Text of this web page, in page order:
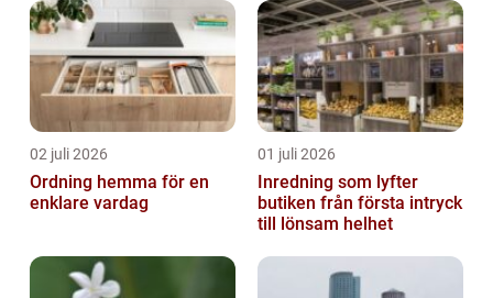
02 juli 2026
Ordning hemma för en
enklare vardag
01 juli 2026
Inredning som lyfter
butiken från första intryck
till lönsam helhet